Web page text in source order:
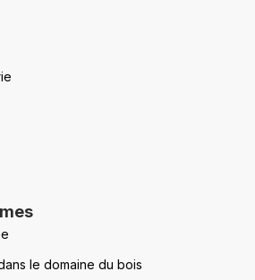
le domaine du bois